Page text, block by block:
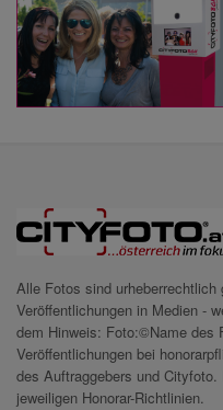
Alle Fotos sind urheberrechtlich
Veröffentlichungen in Medien -
dem Hinweis: Foto:©Name des
Veröffentlichungen bei
des Auftraggebers und
jeweiligen Honorar-Richtlinien.